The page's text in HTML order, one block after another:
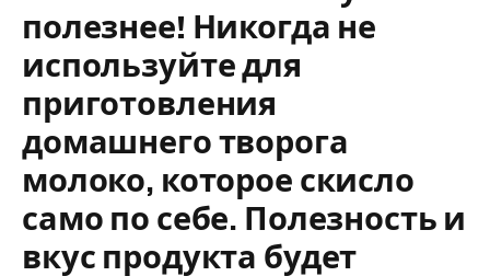
полезнее! Никогда не
используйте для
приготовления
домашнего творога
молоко, которое скисло
само по себе. Полезность и
вкус продукта будет